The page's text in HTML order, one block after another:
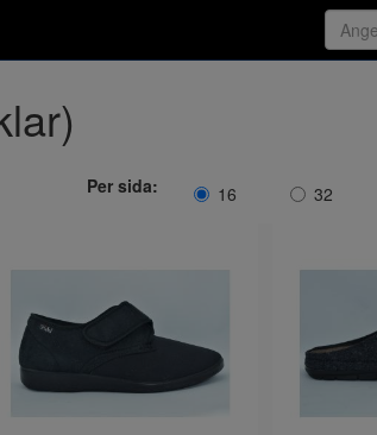
Per sida: 16 32